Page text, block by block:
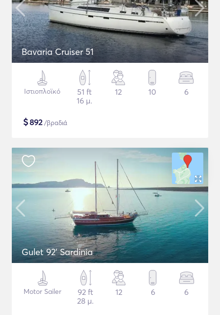
Bavaria Cruiser 51
Ιστιοπλοϊκό
51 ft
16 μ.
12 10 6
$892/βραδιά
Gulet 92' Sardinia
Motor Sailer
92 ft
28 μ.
12 6 6